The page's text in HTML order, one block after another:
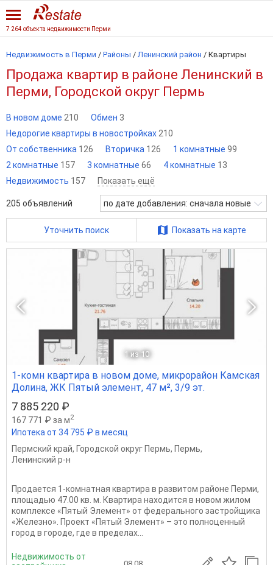
7 264 объекта недвижимости Перми
Недвижимость в Перми / Районы / Ленинский район / Квартиры
Продажа квартир в районе Ленинский в
Перми, Городской округ Пермь
В новом доме 210 Обмен 3
Недорогие квартиры в новостройках 210
От собственника 126 Вторичка 126 1 комнатные 99
2 комнатные 157 3 комнатные 66 4 комнатные 13
Недвижимость 157 Показать ещё
205 объявлений по дате добавления: сначала новые
Уточнить поиск Показать на карте
1 из 10
1-комн квартира в новом доме, микрорайон Камская
Долина, ЖК Пятый элемент, 47 м², 3/9 эт.
7 885 220 ₽
167 771 ₽ за м2
Ипотека от 34 795 ₽ в месяц
Пермский край, Городской округ Пермь, Пермь,
Ленинский р-н
Продается 1-комнатная квартира в развитом районе Перми,
площадью 47.00 кв. м. Квартира находится в новом жилом
комплексе «Пятый Элемент» от федерального застройщика
«Железно». Проект «Пятый Элемент» – это полноценный
город в городе, где в пределах...
Недвижимость от